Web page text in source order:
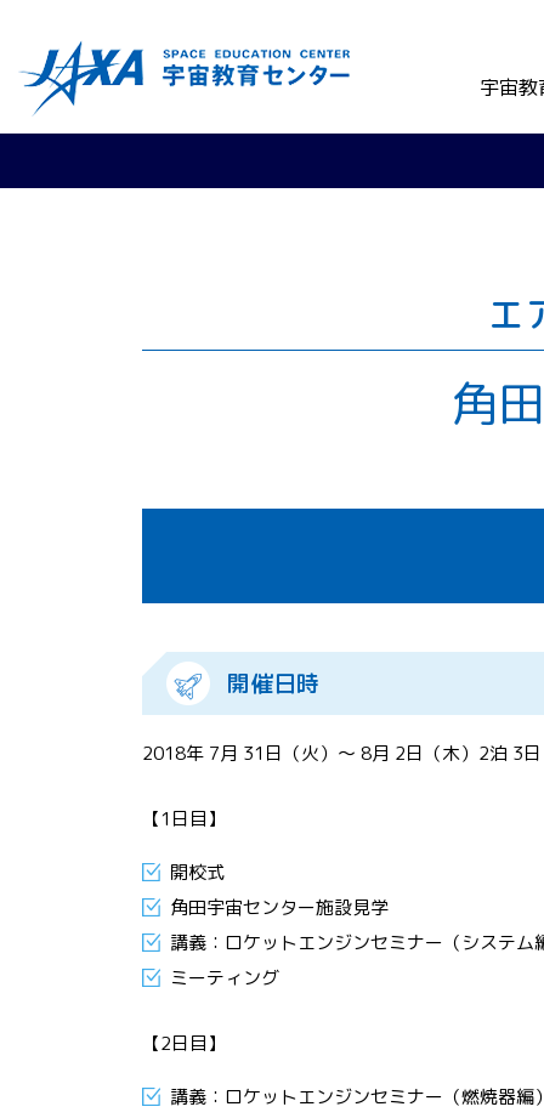
宇宙
エ
角
開催日時
2018年 7⽉ 31⽇（火）〜 8⽉ 2⽇（木）2泊 3⽇
【1日目】
開校式
角田宇宙センター施設見学
講義：ロケットエンジンセミナー（システム
ミーティング
【2日目】
講義：ロケットエンジンセミナー（燃焼器編）